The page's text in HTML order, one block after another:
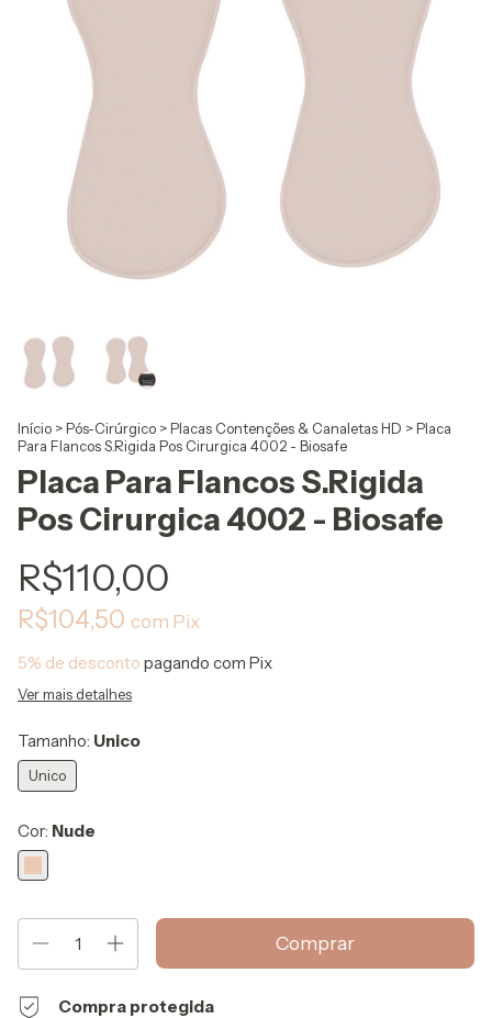
Início >Pós-Cirúrgico >Placas Contenções & Canaletas HD >Placa
Para Flancos S.Rigida Pos Cirurgica 4002 - Biosafe
Placa Para Flancos S.Rigida
Pos Cirurgica 4002 - Biosafe
R$110,00
R$104,50 com Pix
5% de desconto pagando com Pix
Ver mais detalhes
Tamanho: Unico
Unico
Cor: Nude
Compra protegida